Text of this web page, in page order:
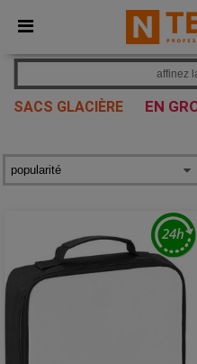
× Appli Ntextil
Meilleurs prix sur l’app !
SACS GLACIÈRE EN
affinez